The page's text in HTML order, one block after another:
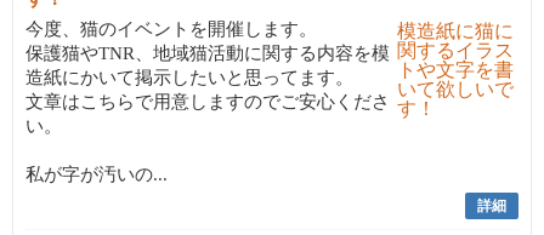
今度、猫のイベントを開催します。
保護猫やTNR、地域猫活動に関する内容を模
造紙にかいて掲示したいと思ってます。
文章はこちらで用意しますのでご安心くださ
い。
私が字が汚いの...
詳細